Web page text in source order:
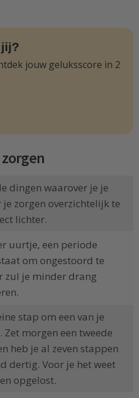
jouw geluksscore in 2
dingen waarover je je
zorgen overzichtelijk te
lichter.
uurtje, een periode
om ongestoord te
zul je minder drang
stap om een van je
Zet morgen een tweede
heb je al zeven stappen
dertig. Voor je het weet
opgelost.